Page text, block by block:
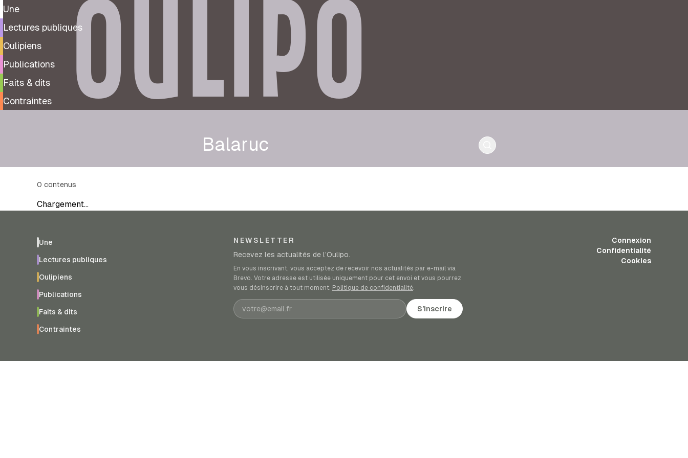
Une
Lectures publiques
Oulipiens
Publications
Faits & dits
Contraintes
OULIPO
Balaruc
0 contenus
Chargement…
Une
Lectures publiques
Oulipiens
Publications
Faits & dits
Contraintes
NEWSLETTER
Recevez les actualités de l’Oulipo.
En vous inscrivant, vous acceptez de recevoir nos actualités par e-mail via
Brevo. Votre adresse est utilisée uniquement pour cet envoi et vous pourrez
vous désinscrire à tout moment. Politique de confidentialité.
Adresse e-mail S’inscrire
Connexion
Confidentialité
Cookies